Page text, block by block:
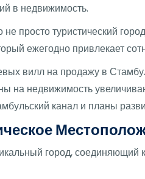
в недвижимость.
просто туристический
ежегодно привлекает
вилл на продажу в
на недвижимость
канал и планы
город, соединяющий